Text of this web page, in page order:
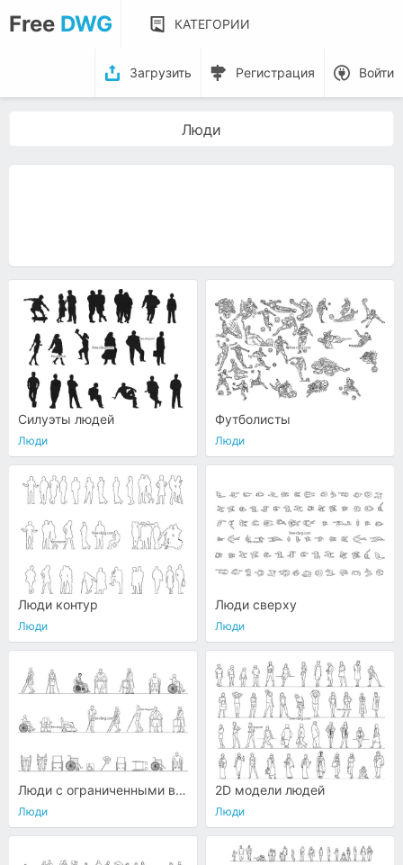
Free DWG КАТЕГОРИИ
Загрузить Регистрация Войти
Люди
Силуэты людей
Люди
Футболисты
Люди
Люди контур
Люди
Люди сверху
Люди
Люди с ограниченными возможностями
Люди
2D модели людей
Люди